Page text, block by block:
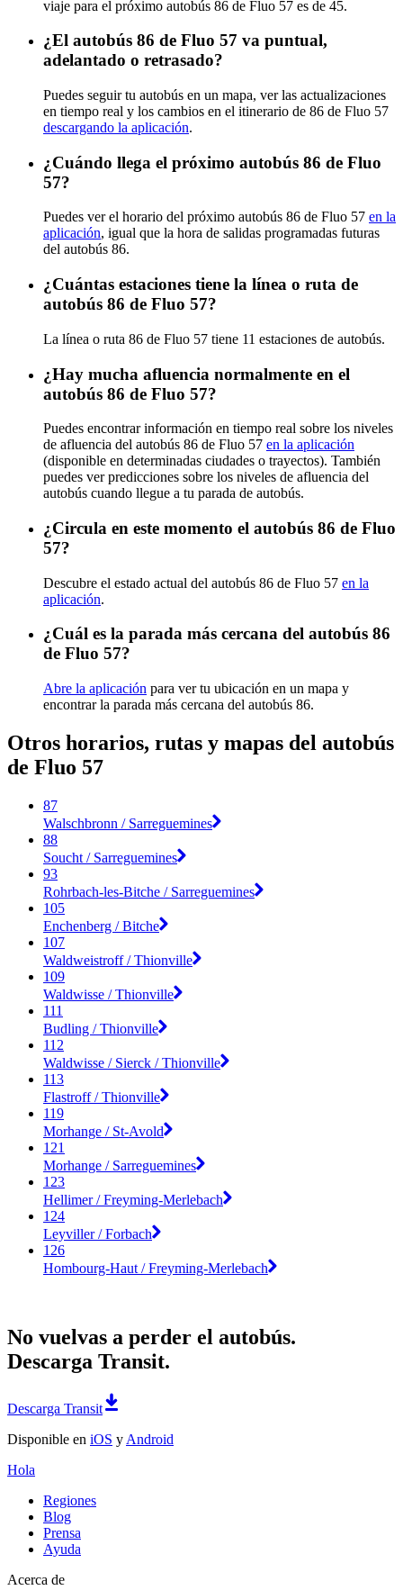
viaje para el próximo autobús 86 de Fluo 57 es de 45.
¿El autobús 86 de Fluo 57 va puntual,
adelantado o retrasado?
Puedes seguir tu autobús en un mapa, ver las actualizaciones
en tiempo real y los cambios en el itinerario de 86 de Fluo 57
descargando la aplicación.
¿Cuándo llega el próximo autobús 86 de Fluo
57?
Puedes ver el horario del próximo autobús 86 de Fluo 57 en la
aplicación, igual que la hora de salidas programadas futuras
del autobús 86.
¿Cuántas estaciones tiene la línea o ruta de
autobús 86 de Fluo 57?
La línea o ruta 86 de Fluo 57 tiene 11 estaciones de autobús.
¿Hay mucha afluencia normalmente en el
autobús 86 de Fluo 57?
Puedes encontrar información en tiempo real sobre los niveles
de afluencia del autobús 86 de Fluo 57 en la aplicación
(disponible en determinadas ciudades o trayectos). También
puedes ver predicciones sobre los niveles de afluencia del
autobús cuando llegue a tu parada de autobús.
¿Circula en este momento el autobús 86 de Fluo
57?
Descubre el estado actual del autobús 86 de Fluo 57 en la
aplicación.
¿Cuál es la parada más cercana del autobús 86
de Fluo 57?
Abre la aplicación para ver tu ubicación en un mapa y
encontrar la parada más cercana del autobús 86.
Otros horarios, rutas y mapas del autobús
de Fluo 57
87
Walschbronn / Sarreguemines
88
Soucht / Sarreguemines
93
Rohrbach-les-Bitche / Sarreguemines
105
Enchenberg / Bitche
107
Waldweistroff / Thionville
109
Waldwisse / Thionville
111
Budling / Thionville
112
Waldwisse / Sierck / Thionville
113
Flastroff / Thionville
119
Morhange / St-Avold
121
Morhange / Sarreguemines
123
Hellimer / Freyming-Merlebach
124
Leyviller / Forbach
126
Hombourg-Haut / Freyming-Merlebach
No vuelvas a perder el autobús.
Descarga Transit.
Descarga Transit
Disponible en iOS y Android
Hola
Regiones
Blog
Prensa
Ayuda
Acerca de